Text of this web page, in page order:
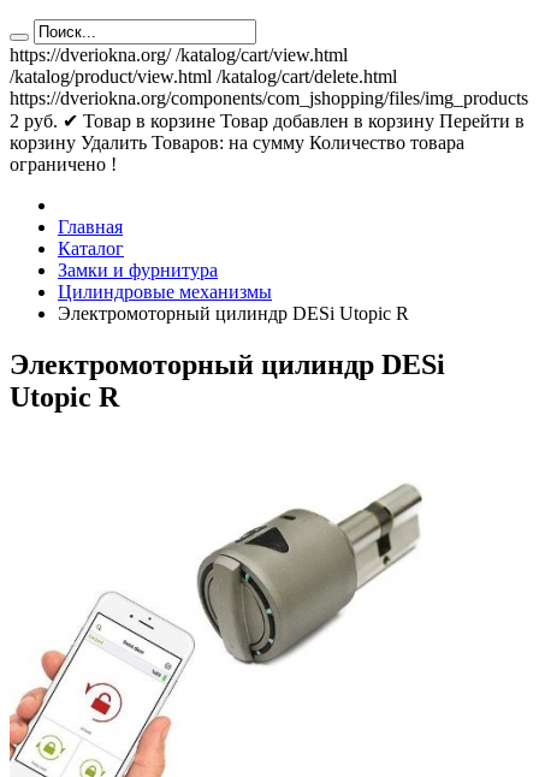
https://dveriokna.org/ /katalog/cart/view.html
/katalog/product/view.html /katalog/cart/delete.html
https://dveriokna.org/components/com_jshopping/files/img_products
2 руб. ✔ Товар в корзине Товар добавлен в корзину Перейти в
корзину Удалить Товаров: на сумму Количество товара
ограничено !
Главная
Каталог
Замки и фурнитура
Цилиндровые механизмы
Электромоторный цилиндр DESi Utopic R
Электромоторный цилиндр DESi
Utopic R